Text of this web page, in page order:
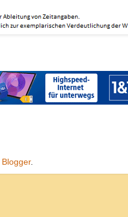
Blogger.